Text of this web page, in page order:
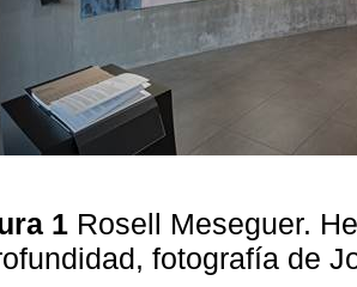
1 Rosell Meseguer.
fotografía de